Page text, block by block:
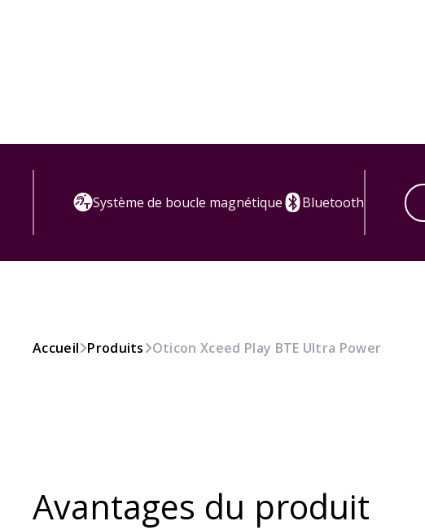
Système de boucle magnétique Bluetooth
Accueil Produits Oticon Xceed Play BTE Ultra Power
Avantages du produit